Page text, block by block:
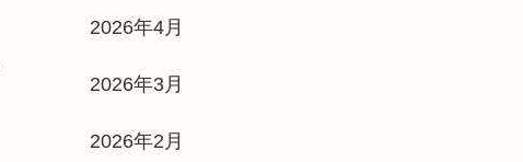
2026年4月
2026年3月
2026年2月